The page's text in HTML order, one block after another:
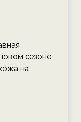
сезоне
на